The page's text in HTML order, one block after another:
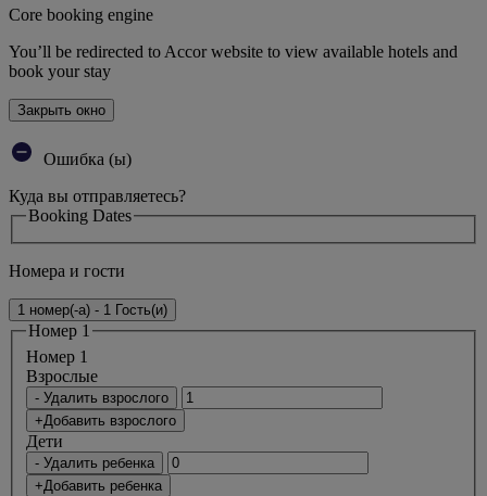
Core booking engine
You’ll be redirected to Accor website to view available hotels and
book your stay
Закрыть окно
Ошибка (ы)
Куда вы отправляетесь?
Booking Dates
Номера и гости
1 номер(-а) - 1 Гость(и)
Номер 1
Номер 1
Bзрослые
- Удалить взрослого
+Добавить взрослого
Дети
- Удалить ребенка
+Добавить ребенка